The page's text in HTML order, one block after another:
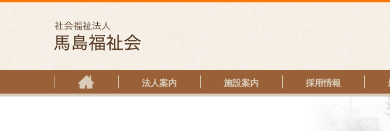
法人案内 施設案内 採用情報